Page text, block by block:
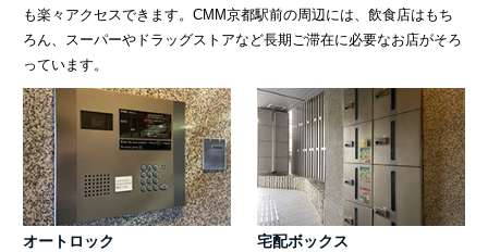
も楽々アクセスできます。CMM京都駅前の周辺には、飲食店はもち
ろん、スーパーやドラッグストアなど長期ご滞在に必要なお店がそろ
っています。
オートロック 宅配ボックス